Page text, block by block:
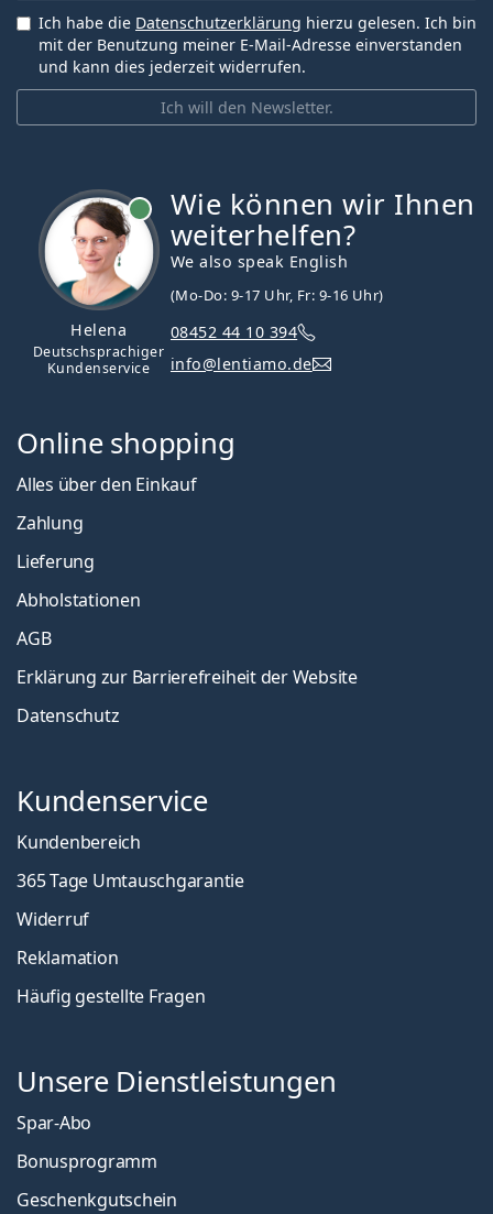
Ich will den Newsletter.
Ich habe die Datenschutzerklärung hierzu gelesen. Ich bin
mit der Benutzung meiner E-Mail-Adresse einverstanden
und kann dies jederzeit widerrufen.
Helena
Deutschsprachiger
Kundenservice
Wie können wir Ihnen
weiterhelfen?
We also speak English
(Mo-Do: 9-17 Uhr, Fr: 9-16 Uhr)
08452 44 10 394
info@lentiamo.de
Online shopping
Alles über den Einkauf
Zahlung
Lieferung
Abholstationen
AGB
Erklärung zur Barrierefreiheit der Website
Datenschutz
Kundenservice
Kundenbereich
365 Tage Umtauschgarantie
Widerruf
Reklamation
Häufig gestellte Fragen
Unsere Dienstleistungen
Spar-Abo
Bonusprogramm
Geschenkgutschein